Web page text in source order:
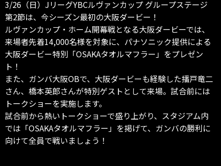
3/26（日）JリーグYBCルヴァンカップ グループステージ
第2節は、今シーズン最初の大阪ダービー！
ルヴァンカップ・ホーム開幕戦となる大阪ダービーでは、
来場者先着14,000名様を対象に、パナソニック提供による
大阪ダービー特別「OSAKAタオルマフラー」をプレゼン
ト！
また、ガンバ大阪OBで、大阪ダービーも経験した播戸竜二
さん、橋本英郎さんが特別ゲストとして来場。試合前には
トークショーを実施します。
試合前から熱いトークショーで盛り上がり、スタジアム内
では「OSAKAタオルマフラー」を掲げて、ガンバの勝利に
向けて全員で戦いましょう！